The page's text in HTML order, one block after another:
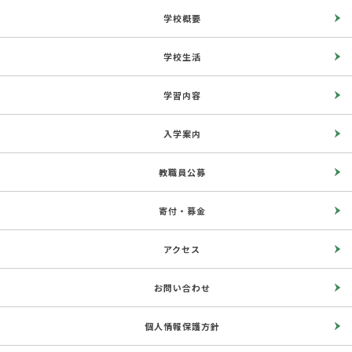
学校概要
学校生活
学習内容
入学案内
教職員公募
寄付・募金
アクセス
お問い合わせ
個人情報保護方針